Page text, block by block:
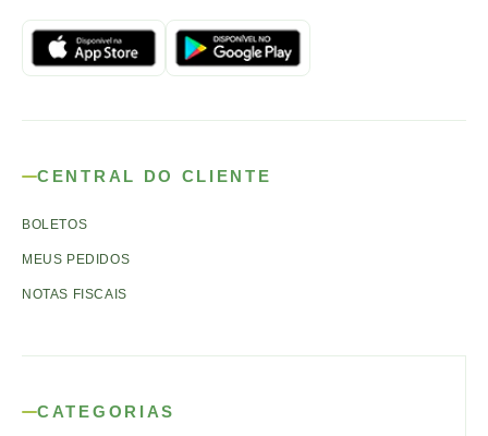
CENTRAL DO CLIENTE
BOLETOS
MEUS PEDIDOS
NOTAS FISCAIS
CATEGORIAS